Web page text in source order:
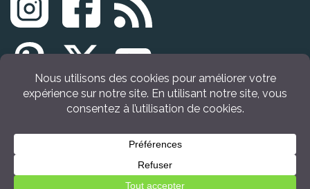
VOIR LE PRODUIT
© Tous droits réservés Idée Cadeau Québec (2009 - 2026)
Retour en haut